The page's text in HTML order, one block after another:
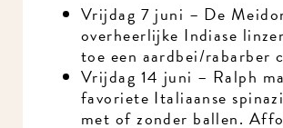
Vrijdag 7 juni – De
overheerlijke Indiase
toe een aardbei/rabarber
Vrijdag 14 juni – Ralph
favoriete Italiaanse
met of zonder ballen.